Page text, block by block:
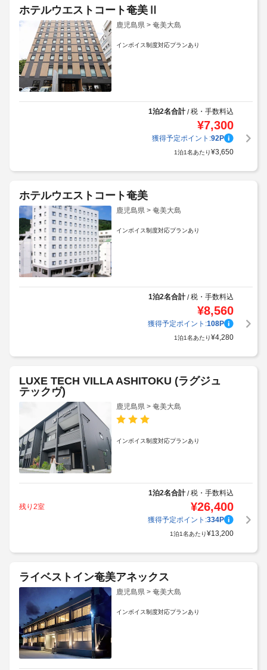
ホテルウエストコート奄美Ⅱ
鹿児島県 > 奄美大島
インボイス制度対応プランあり
1泊2名合計/税・手数料込
¥7,300
獲得予定ポイント:92P
1泊1名あたり¥3,650
ホテルウエストコート奄美
鹿児島県 > 奄美大島
インボイス制度対応プランあり
1泊2名合計/税・手数料込
¥8,560
獲得予定ポイント:108P
1泊1名あたり¥4,280
LUXE TECH VILLA ASHITOKU (ラグジュ
テックヴ)
鹿児島県 > 奄美大島
インボイス制度対応プランあり
1泊2名合計/税・手数料込
残り2室
¥26,400
獲得予定ポイント:334P
1泊1名あたり¥13,200
ライベストイン奄美アネックス
鹿児島県 > 奄美大島
インボイス制度対応プランあり